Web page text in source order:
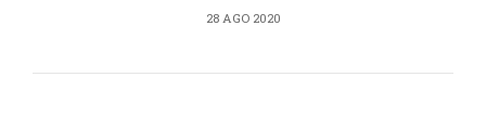
28 AGO 2020